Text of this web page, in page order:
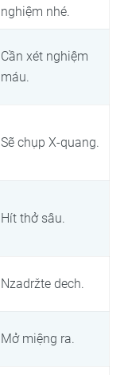
nghiệm nhé.
Cần xét nghiệm
máu.
Sẽ chụp X-quang.
Hít thở sâu.
Nzadržte dech.
Mở miệng ra.